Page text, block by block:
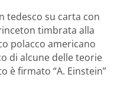
tedesco su carta con
timbrata alla
polacco americano
di alcune delle teorie
è firmato “A. Einstein”